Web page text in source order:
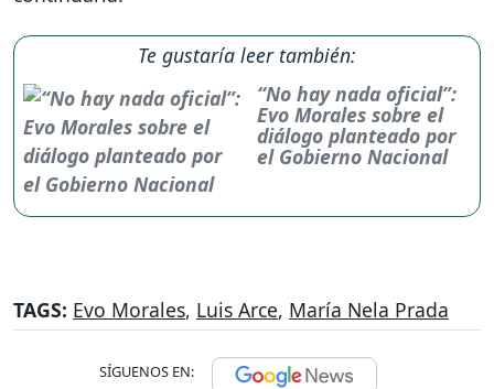
Te gustaría leer también:
“No hay nada oficial”:
Evo Morales sobre el
diálogo planteado por
el Gobierno Nacional
TAGS: Evo Morales, Luis Arce, María Nela Prada
SÍGUENOS EN: